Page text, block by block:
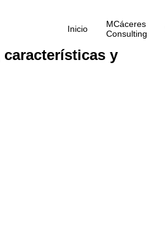
Inicio
MCáceres
Consulting
y